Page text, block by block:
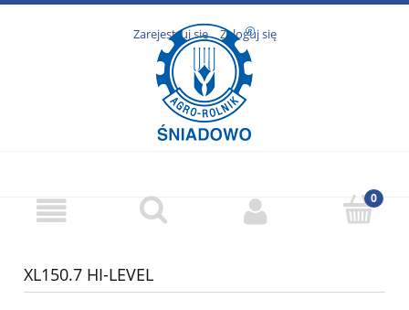
Zarejestruj się Zaloguj się
XL150.7 HI-LEVEL